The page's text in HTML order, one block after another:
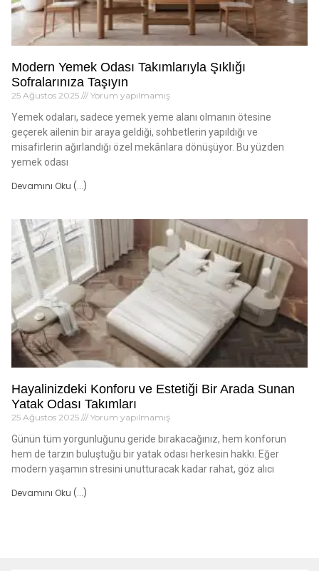
Modern Yemek Odası Takımlarıyla Şıklığı
Sofralarınıza Taşıyın
25 Ağustos 2025 Yorum yapılmamış
Yemek odaları, sadece yemek yeme alanı olmanın ötesine
geçerek ailenin bir araya geldiği, sohbetlerin yapıldığı ve
misafirlerin ağırlandığı özel mekânlara dönüşüyor. Bu yüzden
yemek odası
Devamını Oku (...)
Hayalinizdeki Konforu ve Estetiği Bir Arada Sunan
Yatak Odası Takımları
25 Ağustos 2025 Yorum yapılmamış
Günün tüm yorgunluğunu geride bırakacağınız, hem konforun
hem de tarzın buluştuğu bir yatak odası herkesin hakkı. Eğer
modern yaşamın stresini unutturacak kadar rahat, göz alıcı
Devamını Oku (...)